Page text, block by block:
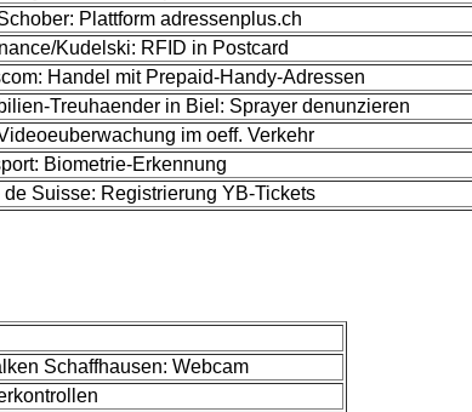
Plattform adressenplus.ch
Kudelski: RFID in Postcard
Handel mit Prepaid-Handy-Adressen
Treuhaender in Biel: Sprayer denunzieren
im oeff. Verkehr
Biometrie-Erkennung
de Suisse: Registrierung YB-Tickets
Schaffhausen: Webcam